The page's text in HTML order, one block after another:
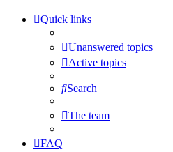
Quick links
Unanswered topics
Active topics
Search
The team
FAQ